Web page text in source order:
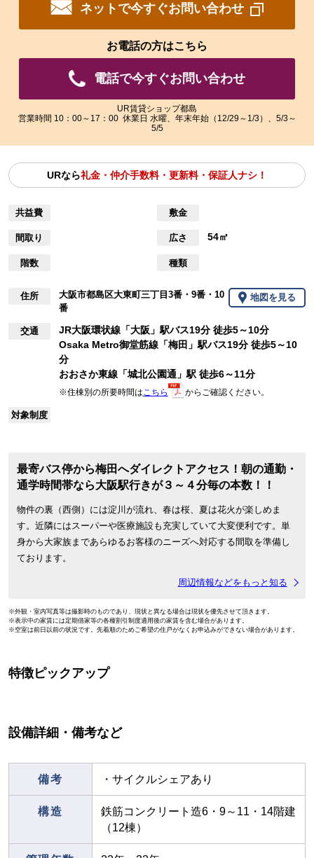
ネットで今すぐお問い合わせ
お電話の方はこちら
電話で今すぐお問い合わせ
UR賃貸ショップ都島
営業時間 10：00～17：00 休業日 水曜、年末年始（12/29～1/3）、5/3～
5/5
URなら礼金・仲介手数料・更新料・保証人ナシ！
共益費 敷金
間取り 広さ 54㎡
階数 種類
住所
大阪市都島区大東町三丁目3番・9番・10
番
地図を見る
交通
JR大阪環状線「大阪」駅バス19分 徒歩5～10分
Osaka Metro御堂筋線「梅田」駅バス19分 徒歩5～10
分
おおさか東線「城北公園通」駅 徒歩6～11分
※住棟別の所要時間は こちら からご確認ください。
対象制度
最寄バス停から梅田へダイレクトアクセス！朝の通勤・
通学時間帯なら大阪駅行きが３～４分毎の本数！！
物件の裏（西側）には淀川が流れ、春は桜、夏は花火が楽しめま
す。近隣にはスーパーや医療施設も充実していて大変便利です。単
身から大家族まであらゆるお客様のニーズへ対応する間取を準備し
ております。
周辺情報などをもっと知る
※外観・室内写真等は撮影時のものであり、現状と異なる場合は現状を優先させて頂きます。
※表示中の家賃には定期借家等の各種割引制度適用後の家賃を含む場合があります。
※空室は前日以前の状況です。先着順のためご希望の住戸がなくお申込みができない場合があります。
特徴ピックアップ
設備詳細・備考など
備考 ・サイクルシェアあり
構造
鉄筋コンクリート造6・9～11・14階建
（12棟）